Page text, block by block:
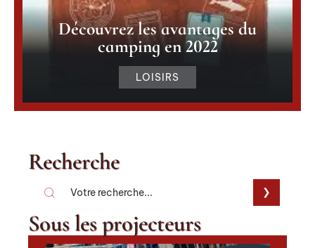
Découvrez les avantages du
camping en 2022
LOISIRS
Recherche
Sous les projecteurs